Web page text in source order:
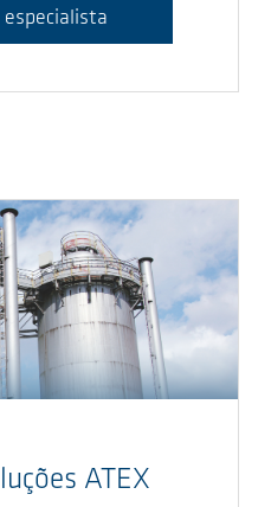
especialista
ATEX